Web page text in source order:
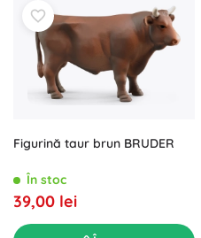
Figurină taur brun BRUDER
În stoc
39,00 lei